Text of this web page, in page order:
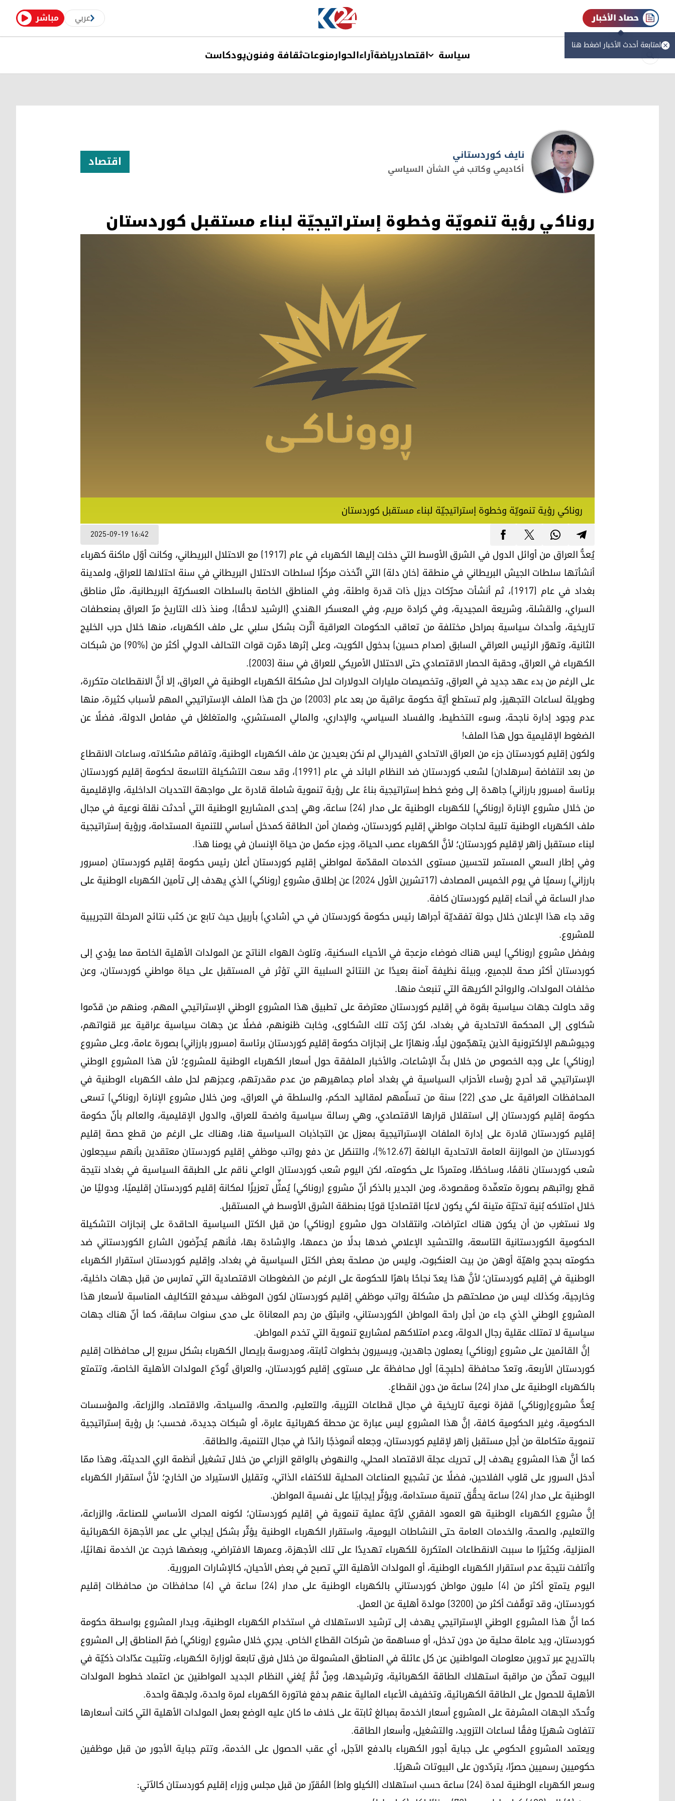
مباشر عربي حصاد الأخبار
لمتابعة أحدث الأخبار اضغط هنا
سیاسة اقتصادریاضةآراءالحوارمنوعاتثقافة وفنونپودکاست
اقتصاد
نايف كوردستاني
نايف كوردستاني
أكاديمي وكاتب في الشأن السياسي
روناكي رؤية تنمويّة وخطوة إستراتيجيّة لبناء مستقبل كوردستان
روناكي رؤية تنمويّة وخطوة إستراتيجيّة لبناء مستقبل كوردستان
2025-09-19 16:42
يُعدُّ العراق من أوائل الدول في الشرق الأوسط التي دخلت إليها الكهرباء في عام (1917) مع الاحتلال البريطاني، وكانت أوّل ماكنة كهرباء
أنشأتها سلطات الجيش البريطاني في منطقة (خان دلة) التي اتّخذت مركزًا لسلطات الاحتلال البريطاني في سنة احتلالها للعراق، ولمدينة
بغداد في عام (1917)، ثم أنشأت محرّكات ديزل ذات قدرة واطئة، وفي المناطق الخاصة بالسلطات العسكريّة البريطانية، مثل مناطق
السراي، والقشلة، وشريعة المجيدية، وفي كرادة مريم، وفي المعسكر الهندي (الرشيد لاحقًا)، ومنذ ذلك التاريخ مرّ العراق بمنعطفات
تاريخية، وأحداث سياسية بمراحل مختلفة من تعاقب الحكومات العراقية أثّرت بشكل سلبي على ملف الكهرباء، منها خلال حرب الخليج
الثانية، وتهوّر الرئيس العراقي السابق (صدام حسين) بدخول الكويت، وعلى إثرها دمّرت قوات التحالف الدولي أكثر من (%90) من شبكات
الكهرباء في العراق، وحقبة الحصار الاقتصادي حتى الاحتلال الأمريكي للعراق في سنة (2003).
على الرغم من بدء عهد جديد في العراق، وتخصيصات مليارات الدولارات لحل مشكلة الكهرباء الوطنية في العراق، إلا أنَّ الانقطاعات متكررة،
وطويلة لساعات التجهيز، ولم تستطع أيّة حكومة عراقية من بعد عام (2003) من حلّ هذا الملف الإستراتيجي المهم لأسباب كثيرة، منها
عدم وجود إدارة ناجحة، وسوء التخطيط، والفساد السياسي، والإداري، والمالي المستشري، والمتغلغل في مفاصل الدولة، فضلًا عن
الضغوط الإقليمية حول هذا الملف!
ولكون إقليم كوردستان جزء من العراق الاتحادي الفيدرالي لم نكن بعيدين عن ملف الكهرباء الوطنية، وتفاقم مشكلاته، وساعات الانقطاع
من بعد انتفاضة (سرهلدان) لشعب كوردستان ضد النظام البائد في عام (1991)، وقد سعت التشكيلة التاسعة لحكومة إقليم كوردستان
برئاسة (مسرور بارزاني) جاهدة إلى وضع خطط إستراتيجية بناءً على رؤية تنموية شاملة قادرة على مواجهة التحديات الداخلية، والإقليمية
من خلال مشروع الإنارة (روناكي) للكهرباء الوطنية على مدار (24) ساعة، وهي إحدى المشاريع الوطنية التي أحدثت نقلة نوعية في مجال
ملف الكهرباء الوطنية تلبية لحاجات مواطني إقليم كوردستان، وضمان أمن الطاقة كمدخل أساسي للتنمية المستدامة، ورؤية إستراتيجية
لبناء مستقبل زاهر لإقليم كوردستان؛ لأنَّ الكهرباء عصب الحياة، وجزء مكمل من حياة الإنسان في يومنا هذا.
وفي إطار السعي المستمر لتحسين مستوى الخدمات المقدّمة لمواطني إقليم كوردستان أعلن رئيس حكومة إقليم كوردستان (مسرور
بارزاني) رسميًا في يوم الخميس المصادف (17تشرين الأول 2024) عن إطلاق مشروع (روناكي) الذي يهدف إلى تأمين الكهرباء الوطنية على
مدار الساعة في أنحاء إقليم كوردستان كافة.
وقد جاء هذا الإعلان خلال جولة تفقديّة أجراها رئيس حكومة كوردستان في حي (شادي) بأربيل حيث تابع عن كثب نتائج المرحلة التجريبية
للمشروع.
وبفضل مشروع (روناكي) ليس هناك ضوضاء مزعجة في الأحياء السكنية، وتلوث الهواء الناتج عن المولدات الأهلية الخاصة مما يؤدي إلى
كوردستان أكثر صحة للجميع، وبيئة نظيفة آمنة بعيدًا عن النتائج السلبية التي تؤثر في المستقبل على حياة مواطني كوردستان، وعن
مخلفات المولدات، والروائح الكريهة التي تنبعث منها.
وقد حاولت جهات سياسية بقوة في إقليم كوردستان معترضة على تطبيق هذا المشروع الوطني الإستراتيجي المهم، ومنهم من قدّموا
شكاوى إلى المحكمة الاتحادية في بغداد، لكن رُدّت تلك الشكاوى، وخابت ظنونهم، فضلًا عن جهات سياسية عراقية عبر قنواتهم،
وجيوشهم الإلكترونية الذين يتهجّمون ليلًا، ونهارًا على إنجازات حكومة إقليم كوردستان برئاسة (مسرور بارزاني) بصورة عامة، وعلى مشروع
(روناكي) على وجه الخصوص من خلال بثّ الإشاعات، والأخبار الملفقة حول أسعار الكهرباء الوطنية للمشروع؛ لأن هذا المشروع الوطني
الإستراتيجي قد أحرج رؤساء الأحزاب السياسية في بغداد أمام جماهيرهم من عدم مقدرتهم، وعجزهم لحل ملف الكهرباء الوطنية في
المحافظات العراقية على مدى (22) سنة من تسلّمهم لمقاليد الحكم، والسلطة في العراق، ومن خلال مشروع الإنارة (روناكي) تسعى
حكومة إقليم كوردستان إلى استقلال قرارها الاقتصادي، وهي رسالة سياسية واضحة للعراق، والدول الإقليمية، والعالم بأنّ حكومة
إقليم كوردستان قادرة على إدارة الملفات الإستراتيجية بمعزل عن التجاذبات السياسية هنا، وهناك على الرغم من قطع حصة إقليم
كوردستان من الموازنة العامة الاتحادية البالغة (12.67%)، والتنصّل عن دفع رواتب موظفي إقليم كوردستان معتقدين بأنهم سيجعلون
شعب كوردستان ناقمًا، وساخطًا، ومتمردًا على حكومته، لكن اليوم شعب كوردستان الواعي ناقم على الطبقة السياسية في بغداد نتيجة
قطع رواتبهم بصورة متعمِّدة ومقصودة، ومن الجدير بالذكر أنّ مشروع (روناكي) يُمثِّل تعزيزًا لمكانة إقليم كوردستان إقليميًا، ودوليًا من
خلال امتلاكه بُنية تحتيّة متينة لكي يكون لاعبًا اقتصاديًا قويًا بمنطقة الشرق الأوسط في المستقبل.
ولا نستغرب من أن يكون هناك اعتراضات، وانتقادات حول مشروع (روناكي) من قبل الكتل السياسية الحاقدة على إنجازات التشكيلة
الحكومية الكوردستانية التاسعة، والتحشيد الإعلامي ضدها بدلًا من دعمها، والإشادة بها، فأنهم يُحرِّضون الشارع الكوردستاني ضد
حكومته بحجج واهيّة أوهن من بيت العنكبوت، وليس من مصلحة بعض الكتل السياسية في بغداد، وإقليم كوردستان استقرار الكهرباء
الوطنية في إقليم كوردستان؛ لأنَّ هذا يعدّ نجاحًا باهرًا للحكومة على الرغم من الضغوطات الاقتصادية التي تمارس من قبل جهات داخلية،
وخارجية، وكذلك ليس من مصلحتهم حل مشكلة رواتب موظفي إقليم كوردستان لكون الموظف سيدفع التكاليف المناسبة لأسعار هذا
المشروع الوطني الذي جاء من أجل راحة المواطن الكوردستاني، وانبثق من رحم المعاناة على مدى سنوات سابقة، كما أنّ هناك جهات
سياسية لا تمتلك عقلية رجال الدولة، وعدم امتلاكهم لمشاريع تنموية التي تخدم المواطن.
إنَّ القائمين على مشروع (روناكي) يعملون جاهدين، ويسيرون بخطوات ثابتة، ومدروسة بإيصال الكهرباء بشكل سريع إلى محافظات إقليم
كوردستان الأربعة، وتعدّ محافظة (حلبچـة) أول محافظة على مستوى إقليم كوردستان، والعراق تُودّع المولدات الأهلية الخاصة، وتتمتع
بالكهرباء الوطنية على مدار (24) ساعة من دون انقطاع.
يُعدُّ مشروع(روناكي) قفزة نوعية تاريخية في مجال قطاعات التربية، والتعليم، والصحة، والسياحة، والاقتصاد، والزراعة، والمؤسسات
الحكومية، وغير الحكومية كافة، إنَّ هذا المشروع ليس عبارة عن محطة كهربائية عابرة، أو شبكات جديدة، فحسب؛ بل رؤية إستراتيجية
تنموية متكاملة من أجل مستقبل زاهر لإقليم كوردستان، وجعله أنموذجًا رائدًا في مجال التنمية، والطاقة.
كما أنَّ هذا المشروع يهدف إلى تحريك عجلة الاقتصاد المحلي، والنهوض بالواقع الزراعي من خلال تشغيل أنظمة الري الحديثة، وهذا ممّا
أدخل السرور على قلوب الفلاحين، فضلًا عن تشجيع الصناعات المحلية للاكتفاء الذاتي، وتقليل الاستيراد من الخارج؛ لأنَّ استقرار الكهرباء
الوطنية على مدار (24) ساعة يحقُّق تنمية مستدامة، ويؤثّر إيجابيًا على نفسية المواطن.
إنَّ مشروع الكهرباء الوطنية هو العمود الفقري لأيّة عملية تنموية في إقليم كوردستان؛ لكونه المحرك الأساسي للصناعة، والزراعة،
والتعليم، والصحة، والخدمات العامة حتى النشاطات اليومية، واستقرار الكهرباء الوطنية يؤثّر بشكل إيجابي على عمر الأجهزة الكهربائية
المنزلية، وكثيرًا ما سببت الانقطاعات المتكررة للكهرباء تهديدًا على تلك الأجهزة، وعمرها الافتراضي، وبعضها خرجت عن الخدمة نهائيًا،
وأتلفت نتيجة عدم استقرار الكهرباء الوطنية، أو المولدات الأهلية التي تصبح في بعض الأحيان، كالإشارات المرورية.
اليوم يتمتع أكثر من (4) مليون مواطن كوردستاني بالكهرباء الوطنية على مدار (24) ساعة في (4) محافظات من محافظات إقليم
كوردستان، وقد توقّفت أكثر من (3200) مولدة أهلية عن العمل.
كما أنَّ هذا المشروع الوطني الإستراتيجي يهدف إلى ترشيد الاستهلاك في استخدام الكهرباء الوطنية، ويدار المشروع بواسطة حكومة
كوردستان، ويد عاملة محلية من دون تدخل، أو مساهمة من شركات القطاع الخاص. يجري خلال مشروع (روناكي) ضمّ المناطق إلى المشروع
بالتدريج عبر تدوين معلومات المواطنين عن كل عائلة في المناطق المشمولة من خلال فرق تابعة لوزارة الكهرباء، وتثبيت عدّادات ذكيّة في
البيوت تمكّن من مراقبة استهلاك الطاقة الكهربائية، وترشيدها، ومِنْ ثَمَّ يُغني النظام الجديد المواطنين عن اعتماد خطوط المولدات
الأهلية للحصول على الطاقة الكهربائية، وتخفيف الأعباء المالية عنهم بدفع فاتورة الكهرباء لمرة واحدة، ولجهة واحدة.
وتُحدّد الجهات المشرفة على المشروع أسعار الخدمة بمبالغ ثابتة على خلاف ما كان عليه الوضع بعمل المولدات الأهلية التي كانت أسعارها
تتفاوت شهريًا وفقًا لساعات التزويد، والتشغيل، وأسعار الطاقة.
ويعتمد المشروع الحكومي على جباية أجور الكهرباء بالدفع الآجل، أي عقب الحصول على الخدمة، وتتم جباية الأجور من قبل موظفين
حكوميين رسميين حصرًا، يتردّدون على البيوتات شهريًا.
وسعر الكهرباء الوطنية لمدة (24) ساعة حسب استهلاك (الكيلو واط) المُقرّر من قبل مجلس وزراء إقليم كوردستان كالآتي: